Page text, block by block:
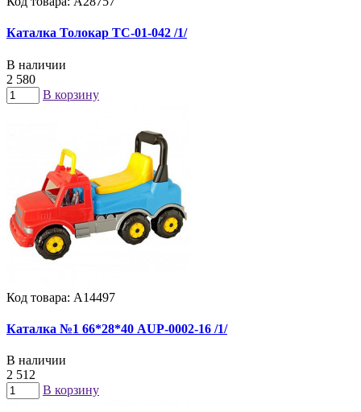
Каталка Толокар ТС-01-042 /1/
В наличии
2 580
В корзину
Код товара: А14497
Каталка №1 66*28*40 AUP-0002-16 /1/
В наличии
2 512
В корзину